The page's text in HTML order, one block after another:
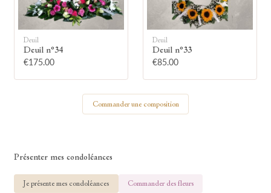
Allumez une bougie
Montrez votre soutien à la famille en
allumant symboliquement une bougie.
Votre prénom
Deuil
Deuil n°34
€175.00
Deuil
Deuil n°33
€85.00
Commander une composition
Présenter mes condoléances
Je présente mes condoléances Commander des fleurs